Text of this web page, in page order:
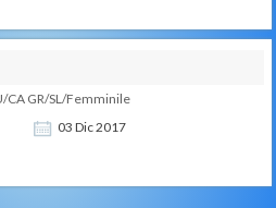
03 Dic2017
CA GR/SL/Femminile